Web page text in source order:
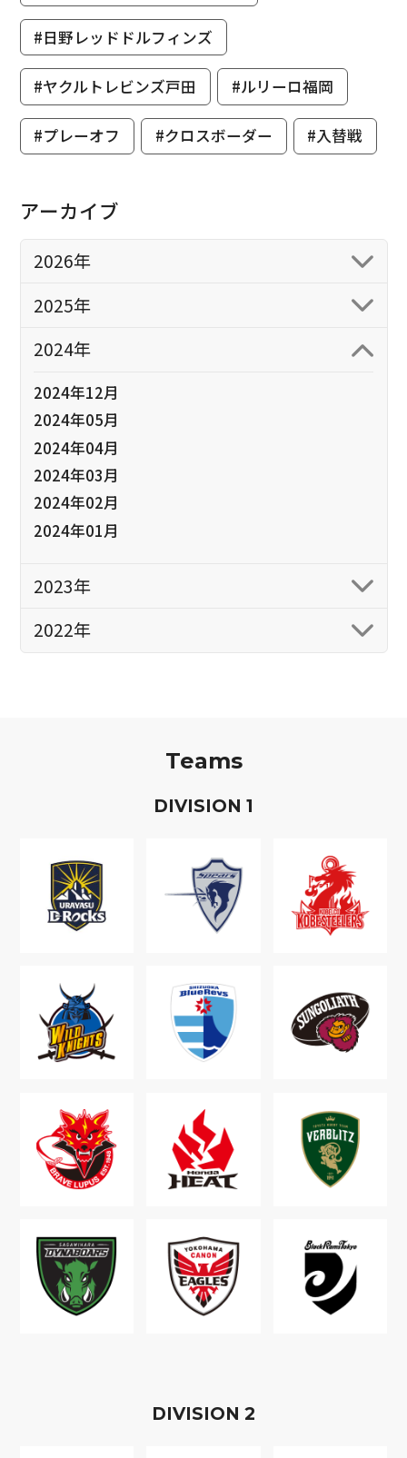
#日野レッドドルフィンズ
#ヤクルトレビンズ戸田 #ルリーロ福岡
#プレーオフ #クロスボーダー #入替戦
アーカイブ
2026年
2025年
2024年
2024年12月
2024年05月
2024年04月
2024年03月
2024年02月
2024年01月
2023年
2022年
Teams
DIVISION 1
DIVISION 2